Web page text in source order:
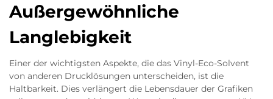
Außergewöhnliche
Langlebigkeit
Einer der wichtigsten Aspekte, die das Vinyl-Eco-Solvent
von anderen Drucklösungen unterscheiden, ist die
Haltbarkeit. Dies verlängert die Lebensdauer der Grafiken